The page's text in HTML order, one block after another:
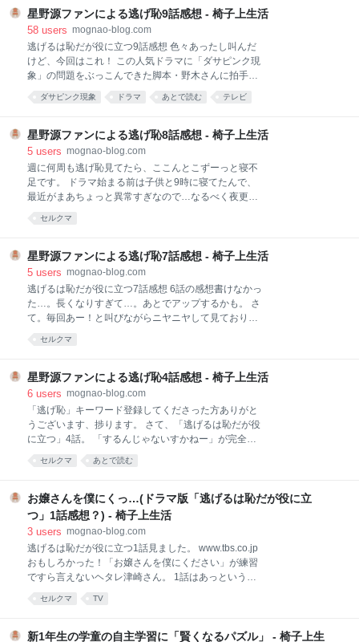
りました。でも
でした。 あまりに人気で、専門家の方達が各所で逃げ
恥について考察しまくってて、もうわたし書くことな
いよ…と思ったりしましたが、わたしが書く意味があ
るとすれば純粋な感想記事だなと思い直して書きま
す。 まあいつもストーリーの深読みよりもキャラ萌え
ついて語るだけになると思いますが…。 序盤。 真田丸
に立ち込める暗雲。うう、辛い結婚生活的…。甘くね
え…。がんばってるんだけどうっかり忘れちゃうこと
もあるし相手
星野源ファンによる逃げ恥9話感想 - 椅子上生活
58 users mognao-blog.com
逃げるは恥だが役に立つ9話感想 色々あったし叫んだ
けど、今回はこれ！ この人気ドラマに「ダサピンク現
象」の問題をぶっこんできた脚本・野木さんに拍手を
送りたい！！(ココ、原作に存在しないシーンだよ) ダ
サピンク現象って何？って方はこちらの記事によくま
ぞ。 d.hatena.ne.jp 要は「女性ってこういうのが好き
なんでしょ？」という世間の刷り込みから来る、「女
性向け＝とりあえずピンクにしとけ」みたいな風潮の
ことですね。逃げ恥のテーマでもある、世間の思いこ
みやカテゴライズによって苦悩する人々を描写するの
色々根深いし、ドラマの中でも百合ちゃんや同僚の女
があります。 でもね、百合ちゃんはこのダサピンク自
体の存在を否定しないんです。「そういう売り方をし
てい
ダサピンク現象 ドラマ あとで読む テレビ
星野源ファンによる逃げ恥8話感想 - 椅子上生活
5 users mognao-blog.com
週に何周も逃げ恥見てたら、ここんとこずーっと寝不
足です。 ドラマ始まる前は子供と9時に寝てたんで、
最近がまあちょっと異常すぎなので…なるべく夜更か
目が覚めたんです、ええ、たまたま) ブログも簡潔
ればこんなに溜めてないっていう。なんとか書き続け
ていけるようがんばります。 逃げるは恥だが役に立つ
8話感想 さて逃げ恥8話。 日野さんが居酒屋で大はし
ゃぎの図がとってもとっても微笑ましかった！ 日野
「生ビールサイコー！何頼む？何頼む？あー軟骨の唐
リ・・・！めっちゃ楽しい！俺の中で超アミューズメ
んだろうなあ。 あと原作で大好きな妄想シーン、スポ
ーツインタビューが想像以上の規模になってて笑った
ｗオリンピックだっ
セルクマ
星野源ファンによる逃げ恥7話感想 - 椅子上生活
5 users mognao-blog.com
逃げるは恥だが役に立つ7話感想 6話の感想書けなかっ
た…。長くなりすぎて…。あとでアップするかも。 さ
て。毎回あー！と叫びながらニヤニヤして見ておりま
みくりかわいいですね。ジュウシマツバス。あっ、は
い！アレは平匡じゃねえな！！！ 「焼いた鱚です」ブ
フォッ 「僕には一生必要無いものです」「津崎さんて
案外すごいんだ…」日野さんの目線！ｗ 「今日は火曜
です」「たった今水曜日に…」往生際の悪い平匡、そ
してみくりの目ｗ スリランカのちょっといい紅茶！あ
ントが賞与！金ーー！0点！！もうさー、1日慣れない
って知っただけでめっちゃ喜びそうなのになー。物は
何でもよかったんだよー、平匡さん。 地味スゴ見てる
からつい
セルクマ
星野源ファンによる逃げ恥4話感想 - 椅子上生活
6 users mognao-blog.com
「逃げ恥」キーワード登録してくださった方ありがと
うございます、捗ります。 さて、「逃げるは恥だが役
に立つ」4話。 「するんじゃないすかねー」が完全に
ただの星野源でした冒頭から本当にありがとうござい
ます。 「おれ、ねこ」で壁をせっせと作る「ひらまさ
たらそんなにせっせと作ってたんだ、と思ってそこも
笑ってしまいました。 エヴァパロは予想外だったしか
なり雰囲気も合ってておもしろかったです。2回畳み
くりだったのだ…。 そして4話を語る上で外せない
「愛される人は、いいなあ…」のセリフ。 平匡
ー！！！何なら日本中がお前のこと愛してるから
ー！！！泣かないで―！むしろ俺の胸で泣けー！と、
セルクマ あとで読む
お嬢さんを僕にくっ…(ドラマ版「逃げるは恥だが役に立
つ」1話感想？) - 椅子上生活
3 users mognao-blog.com
逃げるは恥だが役に立つ1話見ました。 www.tbs.co.jp
おもしろかった！「お嬢さんを僕にください」が練習
ですら言えないヘタレ津崎さん。 1話はあっという間
と続きが見たーい、ってとこでエンディングの恋ダン
んのかっこよさにやられるかと思ってたけど、第1話
セルクマ TV
新1年生の学童の自主学習に「賢くなるパズル」 - 椅子上生